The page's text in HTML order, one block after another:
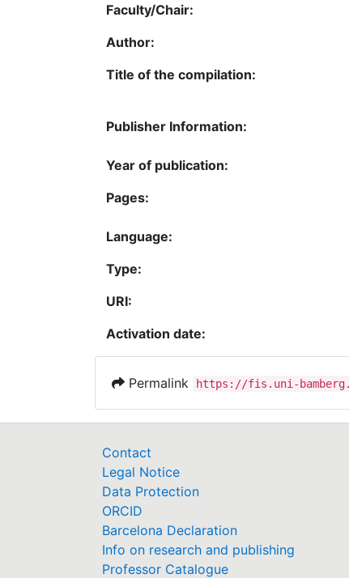
Faculty/Chair:
Author:
Title of the compilation:
Publisher Information:
Year of publication:
Pages:
Language:
Type:
URI:
Activation date:
Permalink https://fis.uni-
Contact
Legal Notice
Data Protection
ORCID
Barcelona Declaration
Info on research and publishing
Professor Catalogue